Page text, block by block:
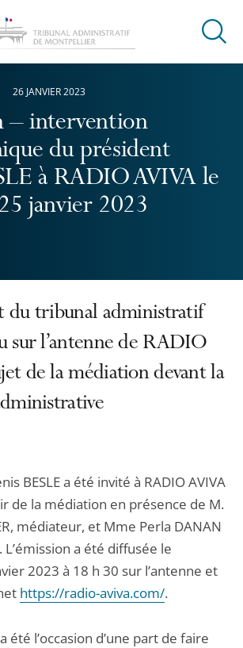
Ouvrir
– intervention
du président
à RADIO AVIVA le
janvier 2023
26 JANVIER 2023
du tribunal administratif
sur l’antenne de RADIO
de la médiation devant la
BESLE a été invité à RADIO AVIVA
de la médiation en présence de M.
médiateur, et Mme Perla DANAN
L’émission a été diffusée le
2023 à 18 h 30 sur l’antenne et
https://radio-aviva.com/.
été l’occasion d’une part de faire